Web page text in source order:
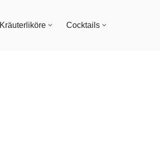
Kräuterliköre Cocktails